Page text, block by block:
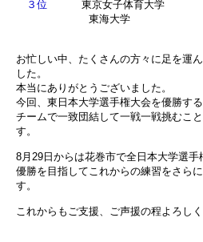
３位 東京女子体育大学
東海大学
お忙しい中、たくさんの方々に足を運
した。
本当にありがとうございました。
今回、東日本大学選手権大会を優勝す
チームで一致団結して一戦一戦挑むこ
す。
8月29日からは花巻市で全日本大学選手
優勝を目指してこれからの練習をさら
す。
これからもご支援、ご声援の程よろしく